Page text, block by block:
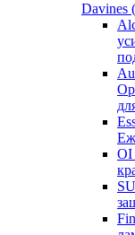
Davines
OI